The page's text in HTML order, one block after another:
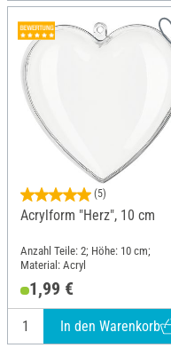
(5)
Acrylform "Herz", 10 cm
Anzahl Teile: 2; Höhe: 10 cm;
Material: Acryl
1,99 €
In den Warenkorb